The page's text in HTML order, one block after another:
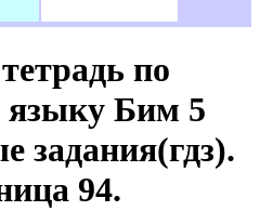
по
языку Бим 5
задания(гдз).
94.